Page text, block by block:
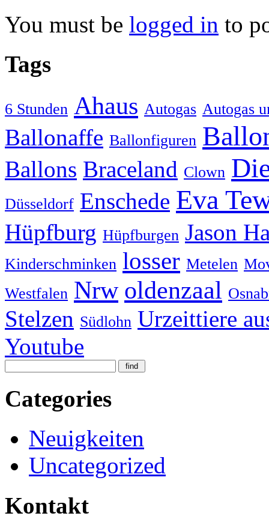
You must be logged in to
Tags
6 Stunden Ahaus Autogas Autogas
Ballonaffe Ballonfiguren
Ballons Braceland Clown
Düsseldorf Enschede Eva
Hüpfburg Hüpfburgen Jason
Kinderschminken losser Metelen
Westfalen Nrw oldenzaal
Stelzen Südlohn Urzeittiere
Youtube
Categories
Neuigkeiten
Uncategorized
Kontakt